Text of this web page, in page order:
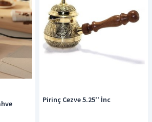
Pirinç Cezve 5.25'' İnc